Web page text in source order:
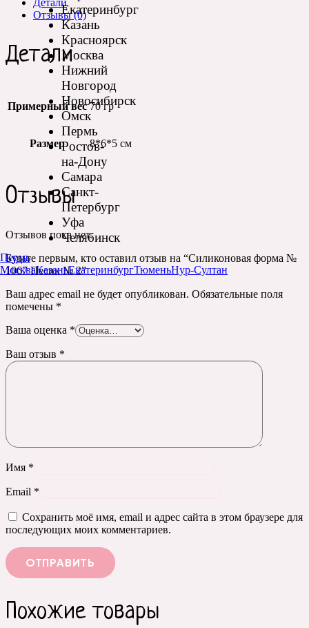
Екатеринбург
Казань
Красноярск
Москва
Нижний
Новгород
Новосибирск
Омск
Пермь
Ростов-
на-Дону
Самара
Санкт-
Петербург
Уфа
Челябинск
Пермь
МоскваКазаньЕкатеринбургТюменьНур-Султан
Отзывы (0)
Детали
Примерный вес 70 гр
Размер 8*6*5 см
Отзывы
Отзывов пока нет.
Будьте первым, кто оставил отзыв на “Силиконовая форма №
1067 Песик № 2”
Ваш адрес email не будет опубликован. Обязательные поля
помечены *
Ваша оценка *
Ваш отзыв *
Имя *
Email *
Сохранить моё имя, email и адрес сайта в этом браузере для
последующих моих комментариев.
Похожие товары